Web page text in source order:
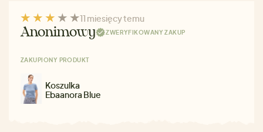
11 miesięcy temu
Anonimowy ZWERYFIKOWANY ZAKUP
ZAKUPIONY PRODUKT
Koszulka
Ebaanora Blue